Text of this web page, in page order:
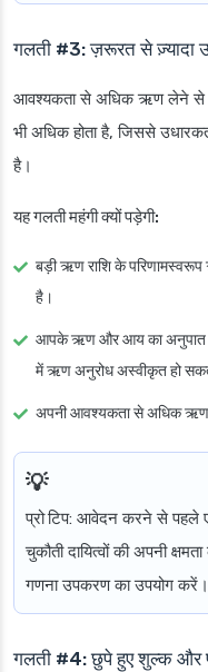
गलती #3: ज़रूरत से ज़्यादा
आवश्यकता से अधिक ऋण लेने से
भी अधिक होता है, जिससे
है।
यह गलती महंगी क्यों पड़ेगी:
बड़ी ऋण राशि के
है।
आपके ऋण और आय का अनुपात
में ऋण अनुरोध अस्वीकृत हो
अपनी आवश्यकता से अधिक ऋण
प्रो टिप: आवेदन करने से पहले
चुकौती दायित्वों की अपनी
गणना उपकरण का उपयोग करें।
गलती #4: छुपे हुए शुल्क और